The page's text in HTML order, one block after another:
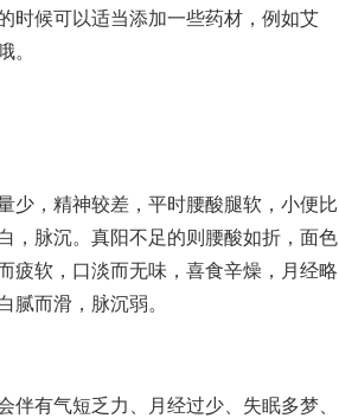
候可以适当添加一些药材，例如艾
。
，精神较差，平时腰酸腿软，小便比
，脉沉。真阳不足的则腰酸如折，面色
疲软，口淡而无味，喜食辛燥，月经略
腻而滑，脉沉弱。
有气短乏力、月经过少、失眠多梦、